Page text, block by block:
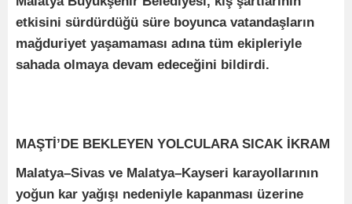
etkisini sürdürdüğü süre boyunca vatandaşların
mağduriyet yaşamaması adına tüm ekipleriyle
sahada olmaya devam edeceğini bildirdi.
MAŞTİ’DE BEKLEYEN YOLCULARA SICAK İKRAM
Malatya–Sivas ve Malatya–Kayseri karayollarının
yoğun kar yağışı nedeniyle kapanması üzerine